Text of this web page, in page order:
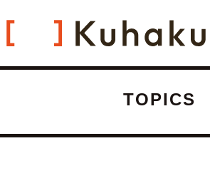
TOPICS